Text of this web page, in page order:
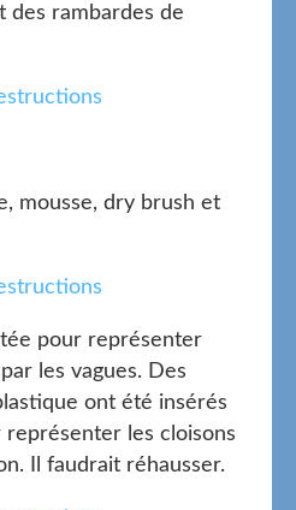
des rambardes de
mousse, dry brush et
pour représenter
les vagues. Des
ont été insérés
représenter les cloisons
Il faudrait réhausser.